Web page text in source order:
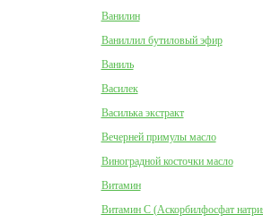
Ванилин
Ваниллил бутиловый эфир
Ваниль
Василек
Василька экстракт
Вечерней примулы масло
Виноградной косточки масло
Витамин
Витамин C (Аскорбилфосфат